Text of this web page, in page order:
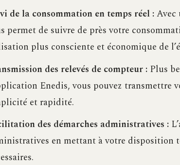
de la consommation en temps réel :Avec
permet de suivre de près votre
plus consciente et économique de
des relevés de compteur :Plus
Enedis, vous pouvez transmettre
et rapidité.
des démarches administratives :
en mettant à votre disposition